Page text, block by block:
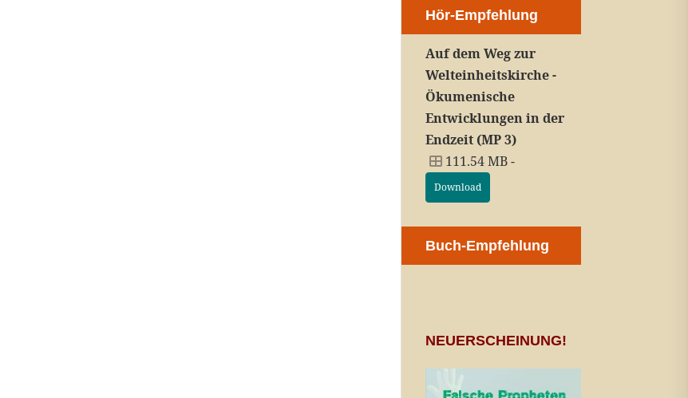
Hör-Empfehlung
Auf dem Weg zur
Welteinheitskirche -
Ökumenische
Entwicklungen in der
Endzeit (MP 3)
111.54 MB -
Download
Buch-Empfehlung
NEUERSCHEINUNG!